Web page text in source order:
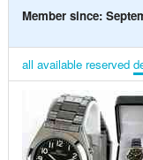
Member since:
all available reserved